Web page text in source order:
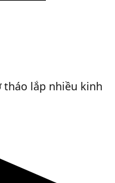
tháo lắp nhiều kinh